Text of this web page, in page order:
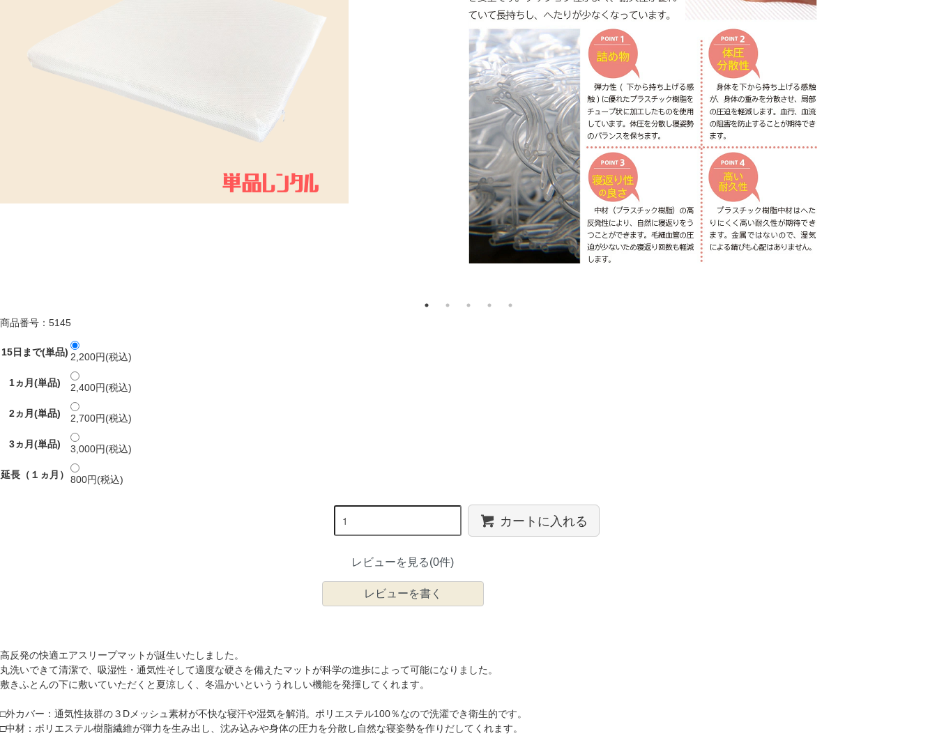
商品番号：5145
15日まで(単品) 2,200円(税込)
1ヵ月(単品) 2,400円(税込)
2ヵ月(単品) 2,700円(税込)
3ヵ月(単品) 3,000円(税込)
延長（１ヵ月） 800円(税込)
カートに入れる
レビューを見る(0件)
レビューを書く
高反発の快適エアスリープマットが誕生いたしました。
丸洗いできて清潔で、吸湿性・通気性そして適度な硬さを備えたマットが科学の進歩によって可能になりました。
敷きふとんの下に敷いていただくと夏涼しく、冬温かいといううれしい機能を発揮してくれます。
□外カバー：通気性抜群の３Dメッシュ素材が不快な寝汗や湿気を解消。ポリエステル100％なので洗濯でき衛生的です。
□中材：ポリエステル樹脂繊維が弾力を生み出し、沈み込みや身体の圧力を分散し自然な寝姿勢を作りだしてくれます。